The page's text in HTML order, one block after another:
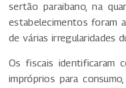
sertão paraibano, na
estabelecimentos foram
de várias irregularidades
Os fiscais identificaram
impróprios para